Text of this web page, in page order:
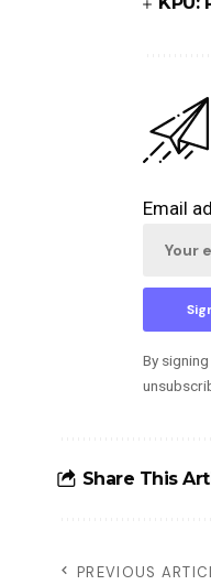
Email
By
Share This
PREVIOUS